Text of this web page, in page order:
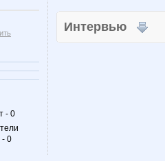
- 0
- 0
Интервью